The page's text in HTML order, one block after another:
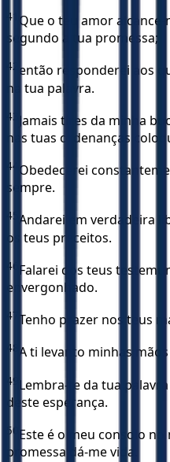
41 Que o teu amor alcance-
segundo a tua promessa;
42 então responderei aos
na tua palavra.
43 Jamais tires da minha
nas tuas ordenanças
44 Obedecerei
sempre.
45 Andarei em verdadeira
os teus preceitos.
46 Falarei dos teus
envergonhado.
47 Tenho prazer nos teus
48 A ti levanto minhas
49 Lembra-te da tua
deste esperança.
50 Este é o meu consolo no
promessa dá-me vida.